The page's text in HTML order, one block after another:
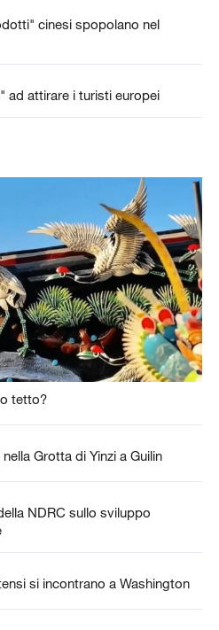
cinesi spopolano nel
ad attirare i turisti europei
tetto?
Grotta di Yinzi a Guilin
NDRC sullo sviluppo
si incontrano a Washington